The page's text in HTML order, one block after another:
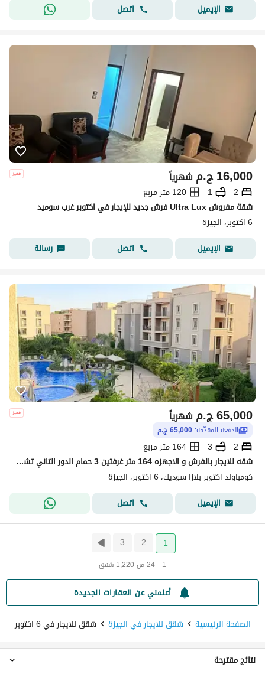
الإيميل
اتصل
ج.م16,000 شهرياً
2
1
120 متر مربع
شقة مفروش Ultra Lux فرش جديد للإيجار في اكتوبر غرب سوميد
6 اكتوبر، الجيزة
الإيميل
اتصل رسالة
ج.م65,000 شهرياً
الدفعة المقدّمة: 65,000 ج.م
2
3
164 متر مربع
شقه للايجار بالفرش و الاجهزه 164 متر غرفتين 3 حمام الدور التاني تشطيب فندقي
كومباوند اكتوبر بلازا سوديك، 6 اكتوبر، الجيزة
الإيميل
اتصل
1
2
3
1 - 24 من 1,220 شقق
أعلمني عن العقارات الجديدة
الصفحة الرئيسية
شقق للايجار في الجيزة شقق للايجار في 6 اكتوبر
نتائج مقترحة